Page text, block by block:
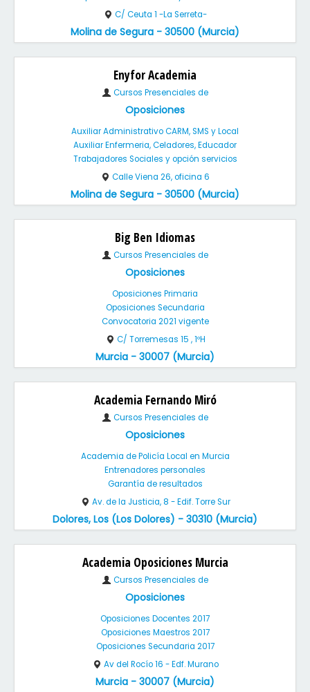
C/ Ceuta 1 -La Serreta-
Molina de Segura - 30500 (Murcia)
Enyfor Academia
Cursos Presenciales de
Oposiciones
Auxiliar Administrativo CARM, SMS y Local
Auxiliar Enfermeria, Celadores, Educador
Trabajadores Sociales y opción servicios
Calle Viena 26, oficina 6
Molina de Segura - 30500 (Murcia)
Big Ben Idiomas
Cursos Presenciales de
Oposiciones
Oposiciones Primaria
Oposiciones Secundaria
Convocatoria 2021 vigente
C/ Torremesas 15 , 1ºH
Murcia - 30007 (Murcia)
Academia Fernando Miró
Cursos Presenciales de
Oposiciones
Academia de Policía Local en Murcia
Entrenadores personales
Garantía de resultados
Av. de la Justicia, 8 - Edif. Torre Sur
Dolores, Los (Los Dolores) - 30310 (Murcia)
Academia Oposiciones Murcia
Cursos Presenciales de
Oposiciones
Oposiciones Docentes 2017
Oposiciones Maestros 2017
Oposiciones Secundaria 2017
Av del Rocío 16 - Edf. Murano
Murcia - 30007 (Murcia)